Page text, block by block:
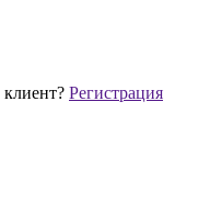
Регистрация